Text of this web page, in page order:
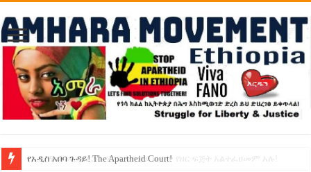
የኢዜማው መሪ ብርሃኑ ነጋ ኢትዮጵያ ውስጥ የዘር ፍጅት አልተፈፀመም አሉ!
የአዲስ አበባ ጉዳይ! The Apartheid Court!